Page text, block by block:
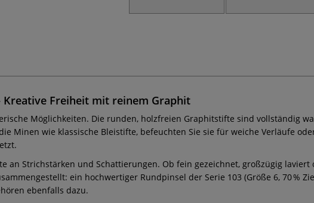
Freiheit mit reinem Graphit
Möglichkeiten. Die runden, holzfreien Graphitstifte sind vollständig
Minen wie klassische Bleistifte, befeuchten Sie sie für weiche Verläufe
an Strichstärken und Schattierungen. Ob fein gezeichnet, großzügig
ein hochwertiger Rundpinsel der Serie 103 (Größe 6, 70 %
ebenfalls dazu.